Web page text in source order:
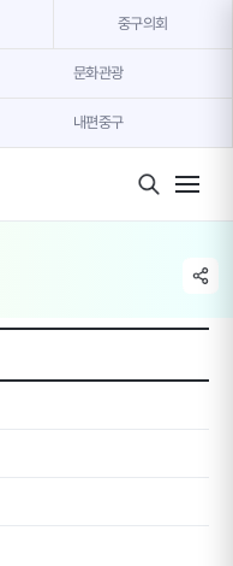
중구의회
문화관광
내편중구
share